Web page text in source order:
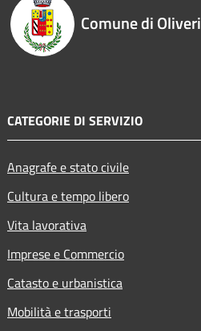
Comune di Oliveri
CATEGORIE DI SERVIZIO
Anagrafe e stato civile
Cultura e tempo libero
Vita lavorativa
Imprese e Commercio
Catasto e urbanistica
Mobilità e trasporti